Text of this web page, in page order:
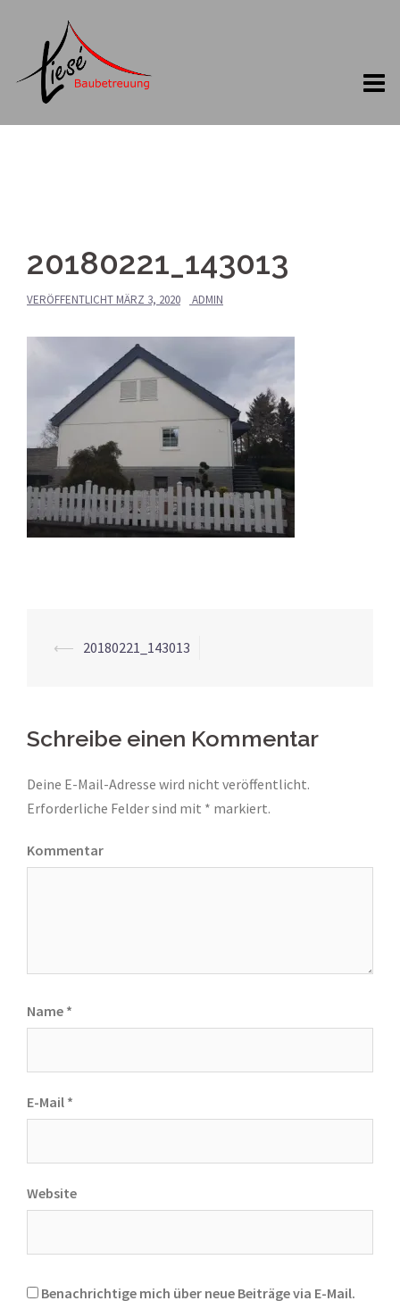
20180221_143013
VERÖFFENTLICHT MÄRZ 3, 2020 ADMIN
Beitrags-
⟵ 20180221_143013
Schreibe einen Kommentar
Deine E-Mail-Adresse wird nicht veröffentlicht.
Erforderliche Felder sind mit * markiert.
Kommentar
Name *
E-Mail *
Website
Benachrichtige mich über neue Beiträge via E-Mail.